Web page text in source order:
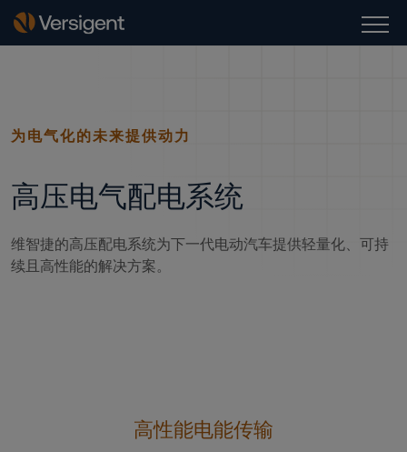
为电气化的未来提供动力
高压电气配电系统
维智捷的高压配电系统为下一代电动汽车提供轻量化、可持
续且高性能的解决方案。
高性能电能传输